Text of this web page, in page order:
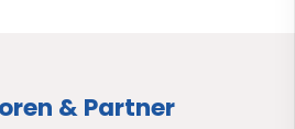
& Partner